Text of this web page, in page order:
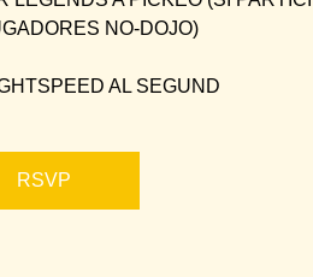
NO-DOJO)
AL SEGUND
RSVP